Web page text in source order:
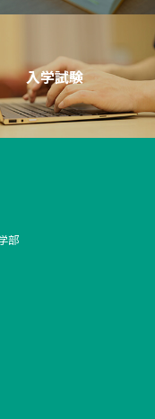
入学試験
部